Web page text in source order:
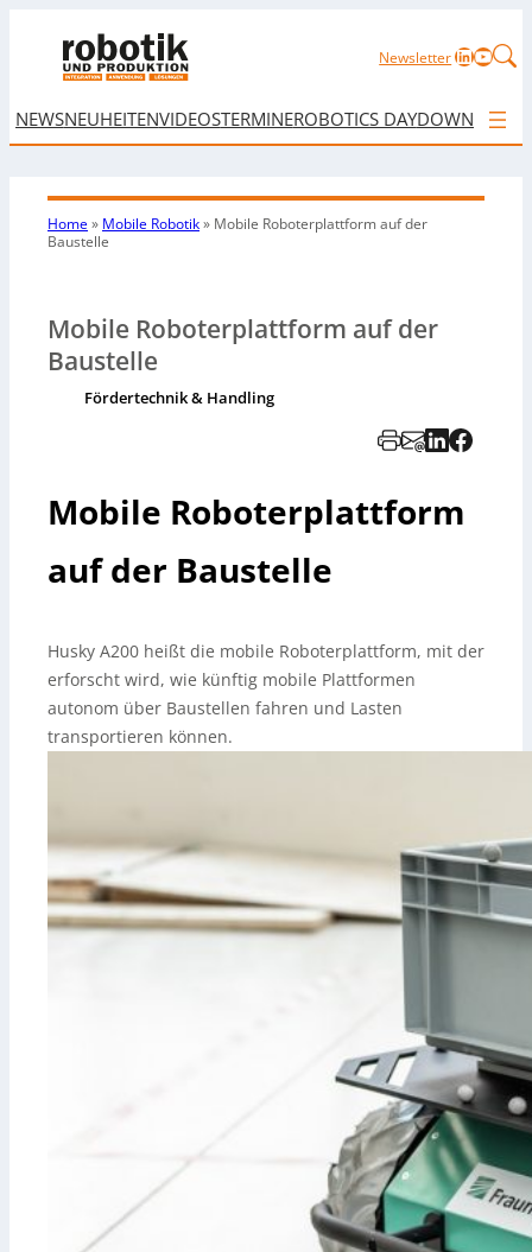
NewsletterLinkedIn
NEWSNEUHEITENVIDEOSTERMINEROBOTICS DAYDOWNLOAD
Home» Mobile Robotik» Mobile Roboterplattform auf der
Baustelle
Mobile Roboterplattform auf der
Baustelle
Fördertechnik & Handling
Mobile Roboterplattform
auf der Baustelle
Husky A200 heißt die mobile Roboterplattform, mit der
erforscht wird, wie künftig mobile Plattformen
autonom über Baustellen fahren und Lasten
transportieren können.